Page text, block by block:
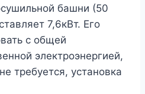
башни (50
7,6кВт. Его
с общей
электроэнергией,
требуется, установка